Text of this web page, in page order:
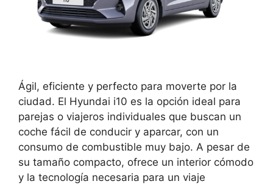
Ágil, eficiente y perfecto para moverte por la
ciudad. El Hyundai i10 es la opción ideal para
parejas o viajeros individuales que buscan un
coche fácil de conducir y aparcar, con un
consumo de combustible muy bajo. A pesar de
su tamaño compacto, ofrece un interior cómodo
y la tecnología necesaria para un viaje